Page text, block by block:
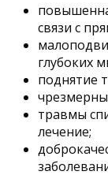
связи с
глубоких
поднятие
травмы
лечение;